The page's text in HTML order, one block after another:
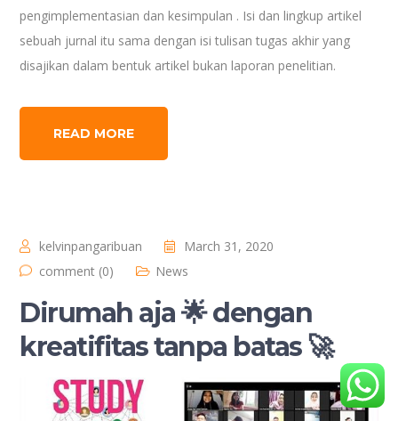
pengimplementasian dan kesimpulan . Isi dan lingkup artikel
sebuah jurnal itu sama dengan isi tulisan tugas akhir yang
disajikan dalam bentuk artikel bukan laporan penelitian.
READ MORE
kelvinpangaribuan
March 31, 2020
comment (0)
News
Dirumah aja 🌟 dengan
kreatifitas tanpa batas 🚀